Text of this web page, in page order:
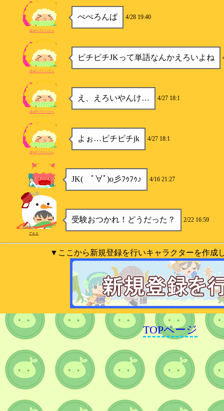
ぺぺろんぱ 4/28 19:40
ほmラブぐへぐへ
ピチピチJKって単語なんかえろいよね
ほmラブぐへぐへ
え、えろいやんけ… 4/27 18:1
ほmラブぐへぐへ
よぉ…ピチピチjk 4/27 18:1
ほmラブぐへぐへ
JK( ﾟ∀ﾟ)o彡ﾌｩﾌｩ♪ 4/16 21:27
アシ猫
受験おつかれ！どうだった？ 2/22 16:59
アカエ
▼ここから新規登録を行いキャラクターを作成
TOPページ